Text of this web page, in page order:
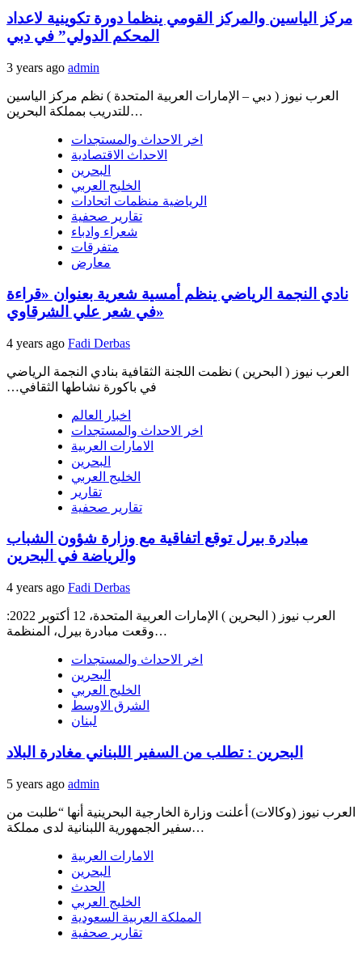
مركز الياسين والمركز القومي ينظما دورة تكوينية لاعداد
المحكم الدولي” في دبي
3 years ago admin
العرب نيوز ( دبي – الإمارات العربية المتحدة ) نظم مركز الياسين
للتدريب بمملكة البحرين…
اخر الاحداث والمستجدات
الاحداث الاقتصادية
البحرين
الخليج العربي
الرياضية منظمات اتحادات
تقارير صحفية
شعراء وادباء
متفرقات
معارض
نادي النجمة الرياضي ينظم أمسية شعرية بعنوان «قراءة
في شعر علي الشرقاوي»
4 years ago Fadi Derbas
‬في‭ ‬باكورة‭ ‬نشاطها‭ ‬الثقافي‭…
اخبار العالم
اخر الاحداث والمستجدات
الامارات العربية
البحرين
الخليج العربي
تقارير
تقارير صحفية
مبادرة بيرل توقع اتفاقية مع وزارة شؤون الشباب
والرياضة في البحرين
4 years ago Fadi Derbas
العرب نيوز ( البحرين ) الإمارات العربية المتحدة، 12 أكتوبر 2022:
وقعت مبادرة بيرل، المنظمة…
اخر الاحداث والمستجدات
البحرين
الخليج العربي
الشرق الاوسط
لبنان
البحرين : تطلب من السفير اللبناني مغادرة البلاد
5 years ago admin
العرب نيوز (وكالات) أعلنت وزارة الخارجية البحرينية أنها “طلبت من
سفير الجمهورية اللبنانية لدى مملكة…
الامارات العربية
البحرين
الحدث
الخليج العربي
المملكة العربية السعودية
تقارير صحفية